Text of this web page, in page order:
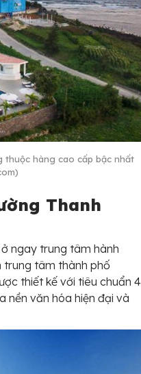
thuộc hàng cao cấp bậc nhất
Thanh
ngay trung tâm hành
trung tâm thành phố
thiết kế với tiêu chuẩn 4
nền văn hóa hiện đại và